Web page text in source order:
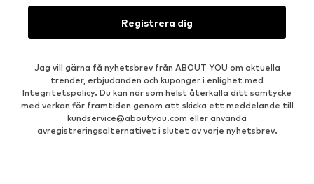
Registrera dig
Jag vill gärna få nyhetsbrev från ABOUT YOU om aktuella
trender, erbjudanden och kuponger i enlighet med
Integritetspolicy. Du kan när som helst återkalla ditt samtycke
med verkan för framtiden genom att skicka ett meddelande till
kundservice@aboutyou.com eller använda
avregistreringsalternativet i slutet av varje nyhetsbrev.